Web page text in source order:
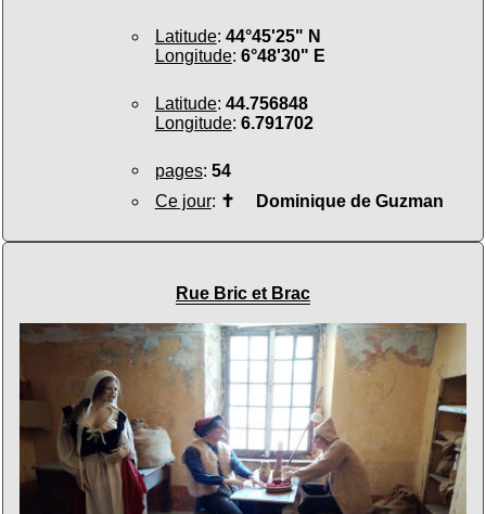
Latitude: 44°45'25" N
Longitude: 6°48'30" E
Latitude: 44.756848
Longitude: 6.791702
pages: 54
Ce jour: ✝ Dominique de Guzman
Rue Bric et Brac